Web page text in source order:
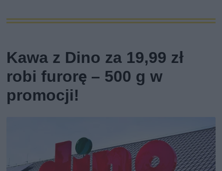
Kawa z Dino za 19,99 zł
robi furorę – 500 g w
promocji!